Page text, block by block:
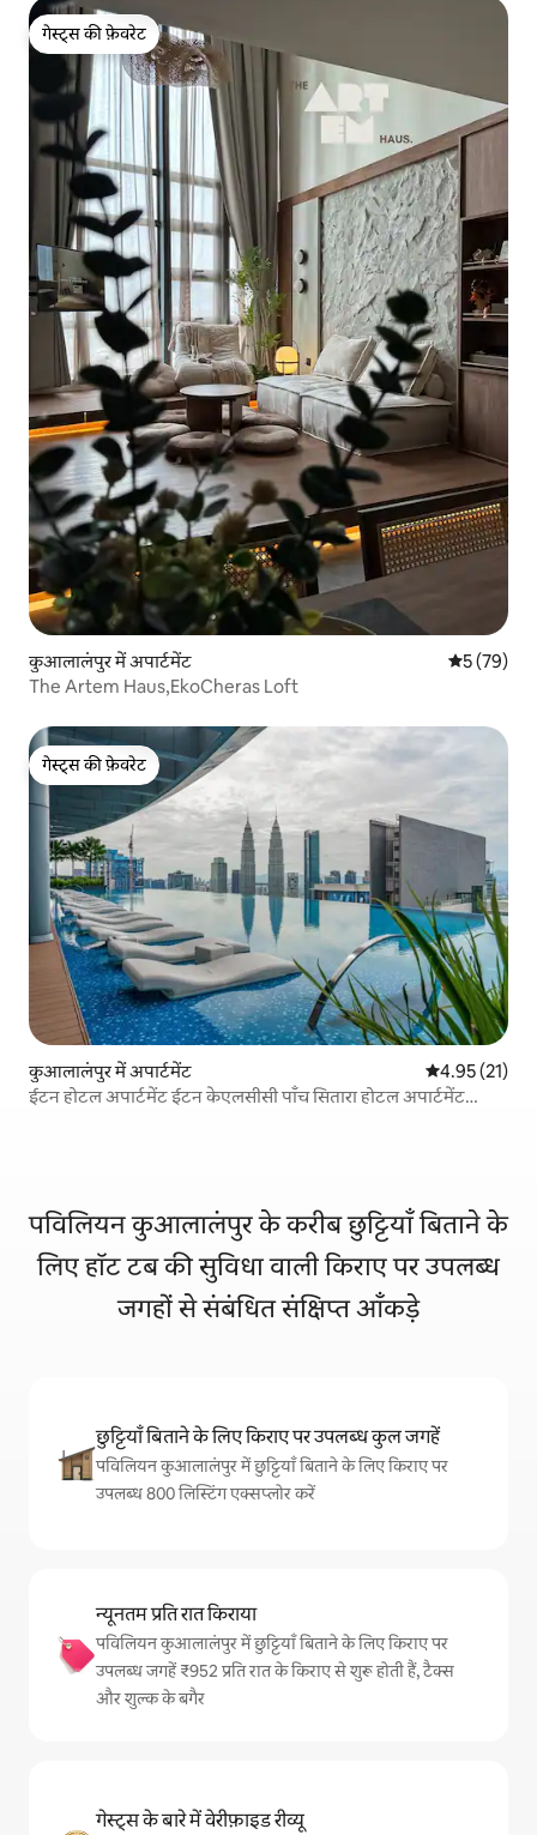
गेस्ट्स की फ़ेवरेट
गेस्ट्स की फ़ेवरेट
कुआलालंपुर में अपार्टमेंट औसत रेटिंग
5 (79)
The Artem Haus,EkoCheras Loft
गेस्ट्स की फ़ेवरेट
गेस्ट्स की फ़ेवरेट
कुआलालंपुर में अपार्टमेंट औसत रेटिंग 5 में
4.95 (21)
ईटन होटल अपार्टमेंट ईटन केएलसीसी पाँच सितारा होटल अपार्टमेंट
पविलियन कुआलालंपुर के करीब छुट्टियाँ बिताने के
लिए हॉट टब की सुविधा वाली किराए पर उपलब्ध
जगहों से संबंधित संक्षिप्त आँकड़े
छुट्टियाँ बिताने के लिए किराए पर उपलब्ध कुल जगहें
पविलियन कुआलालंपुर में छुट्टियाँ बिताने के लिए किराए पर
उपलब्ध 800 लिस्टिंग एक्सप्लोर करें
न्यूनतम प्रति रात किराया
पविलियन कुआलालंपुर में छुट्टियाँ बिताने के लिए किराए पर
उपलब्ध जगहें ₹952 प्रति रात के किराए से शुरू होती हैं, टैक्स
और शुल्क के बगैर
गेस्ट्स के बारे में वेरीफ़ाइड रीव्यू